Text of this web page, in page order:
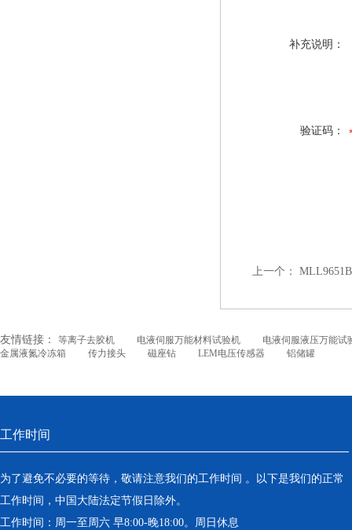
补充说明：
验证码：
上一个：
友情链接： 等离子去胶机 电液伺服万能材料试验机
电液伺服液压万能试
金属液氮冷冻箱
传力接头 磁座钻 LEM电压传感器 铝储罐
工作时间
为了避免不必要的等待，敬请注意我们的工作时间 。以下是我们的正常
工作时间，中国大陆法定节假日除外。
工作时间：周一至周六 早8:00-晚18:00。周日休息